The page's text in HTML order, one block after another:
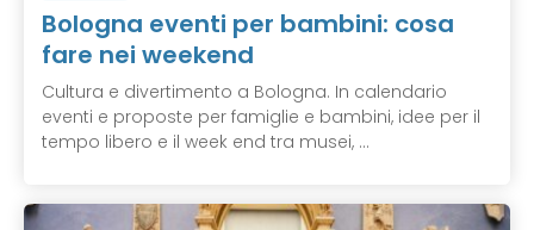
Bologna eventi per bambini: cosa
fare nei weekend
Cultura e divertimento a Bologna. In calendario
eventi e proposte per famiglie e bambini, idee per il
tempo libero e il week end tra musei, ...